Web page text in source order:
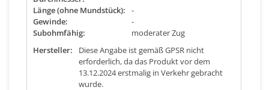
Länge (ohne Mundstück):
-
Gewinde:
-
Subohmfähig:
moderater Zug
Hersteller:
Diese Angabe ist gemäß GPSR nicht
erforderlich, da das Produkt vor dem
13.12.2024 erstmalig in Verkehr gebracht
wurde.